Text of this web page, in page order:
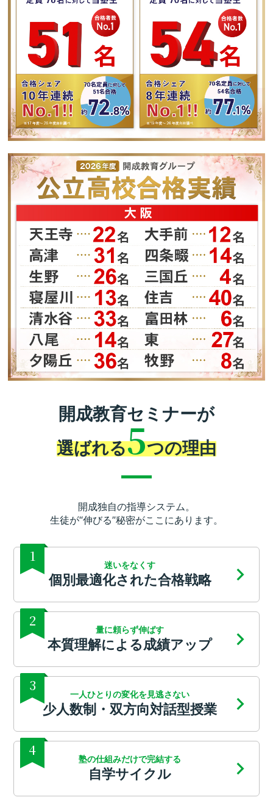
開成教育セミナーが
選ばれる5つの理由
開成独自の指導システム。
生徒が“伸びる”秘密がここにあります。
1
迷いをなくす
個別最適化された合格戦略
2
量に頼らず伸ばす
本質理解による成績アップ
3
一人ひとりの変化を見逃さない
少人数制・双方向対話型授業
4
塾の仕組みだけで完結する
自学サイクル